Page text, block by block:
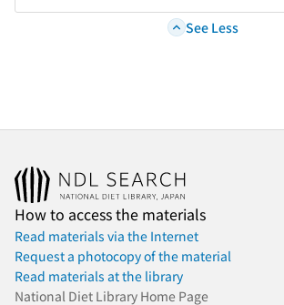
See Less
How to access the materials
Read materials via the Internet
Request a photocopy of the material
Read materials at the library
National Diet Library Home Page